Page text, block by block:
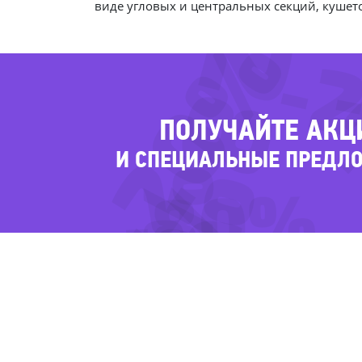
виде угловых и центральных секций,
ПОЛУЧАЙТЕ
И СПЕЦИАЛЬНЫЕ
-
--
-80%
-54%
-20%
-28%